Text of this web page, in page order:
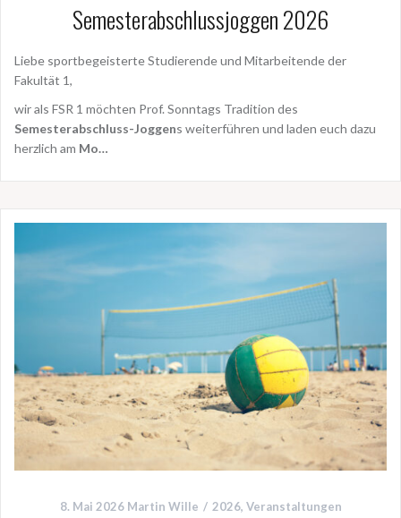
Semesterabschlussjoggen 2026
Liebe sportbegeisterte Studierende und Mitarbeitende der
Fakultät 1,
wir als FSR 1 möchten Prof. Sonntags Tradition des
Semesterabschluss-Joggens weiterführen und laden euch dazu
herzlich am Mo…
8. Mai 2026 Martin Wille 2026, Veranstaltungen